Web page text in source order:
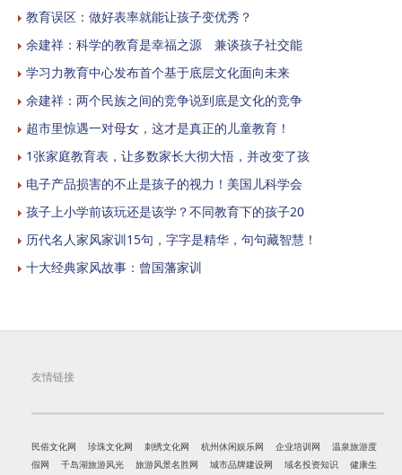
教育误区：做好表率就能让孩子变优秀？
余建祥：科学的教育是幸福之源 兼谈孩子社交能
学习力教育中心发布首个基于底层文化面向未来
余建祥：两个民族之间的竞争说到底是文化的竞争
超市里惊遇一对母女，这才是真正的儿童教育！
1张家庭教育表，让多数家长大彻大悟，并改变了孩
电子产品损害的不止是孩子的视力！美国儿科学会
孩子上小学前该玩还是该学？不同教育下的孩子20
历代名人家风家训15句，字字是精华，句句藏智慧！
十大经典家风故事：曾国藩家训
友情链接
民俗文化网 珍珠文化网 刺绣文化网 杭州休闲娱乐网 企业培训网
温泉旅游度
假网
千岛湖旅游风光 旅游风景名胜网 城市品牌建设网 域名投资知识 健康生